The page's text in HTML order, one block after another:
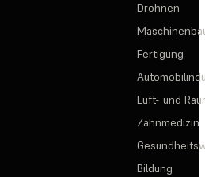
Drohnen
Fertigung
Luft- und
Zahnmedizin
Bildung